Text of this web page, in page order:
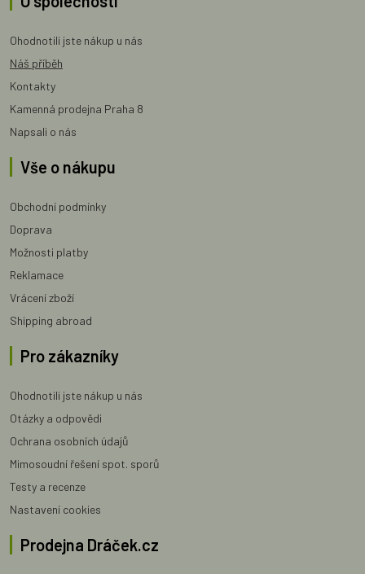
Ohodnotili jste nákup u nás
Náš příběh
Kontakty
Kamenná prodejna Praha 8
Napsali o nás
Vše o nákupu
Obchodní podmínky
Doprava
Možnosti platby
Reklamace
Vrácení zboží
Shipping abroad
Pro zákazníky
Ohodnotili jste nákup u nás
Otázky a odpovědi
Ochrana osobních údajů
Mimosoudní řešení spot. sporů
Testy a recenze
Nastavení cookies
Prodejna Dráček.cz